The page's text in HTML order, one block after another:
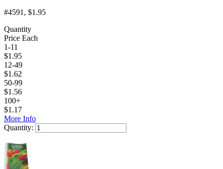
#4591, $1.95
Quantity
Price Each
1-11
$1.95
12-49
$1.62
50-99
$1.56
100+
$1.17
More Info
Quantity: